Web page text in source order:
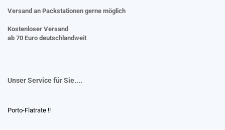
Versand an Packstationen gerne möglich
Kostenloser Versand
ab 70 Euro deutschlandweit
Unser Service für Sie....
Porto-Flatrate !!